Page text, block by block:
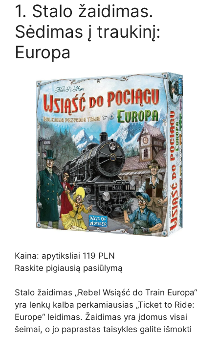
1. Stalo žaidimas.
Sėdimas į traukinį:
Europa
Kaina: apytiksliai 119 PLN
Raskite pigiausią pasiūlymą
Stalo žaidimas „Rebel Wsiąść do Train Europa“
yra lenkų kalba perkamiausias „Ticket to Ride:
Europe“ leidimas. Žaidimas yra įdomus visai
šeimai, o jo paprastas taisykles galite išmokti